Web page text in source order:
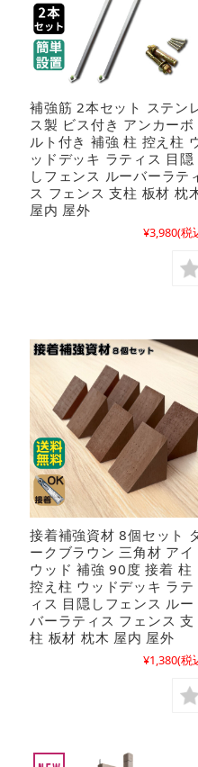
補強筋 2本セット ステン
ス製 ビス付き アンカーボ
ルト付き 補強 柱 控え柱
ッドデッキ ラティス 目隠
しフェンス ルーバーラテ
ス フェンス 支柱 板材 枕
屋内 屋外
¥3,980(税
接着補強資材 8個セット
ークブラウン 三角材 アイ
ウッド 補強 90度 接着 柱
控え柱 ウッドデッキ ラテ
ィス 目隠しフェンス ルー
バーラティス フェンス 支
柱 板材 枕木 屋内 屋外
¥1,380(税